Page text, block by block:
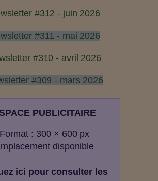
#312 - juin 2026
#311 - mai 2026
#310 - avril 2026
#309 - mars 2026
PUBLICITAIRE
Format : 300 × 600 px
disponible
ici pour consulter les